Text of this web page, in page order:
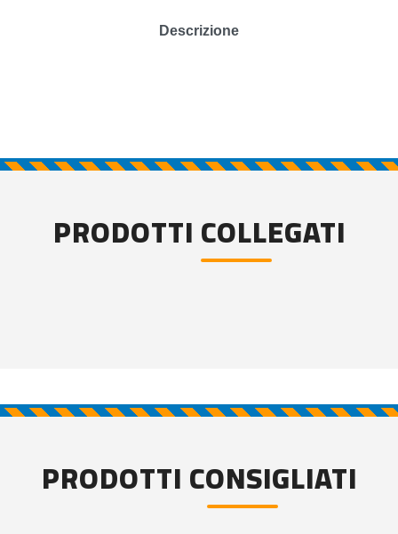
Descrizione
PRODOTTI COLLEGATI
PRODOTTI CONSIGLIATI